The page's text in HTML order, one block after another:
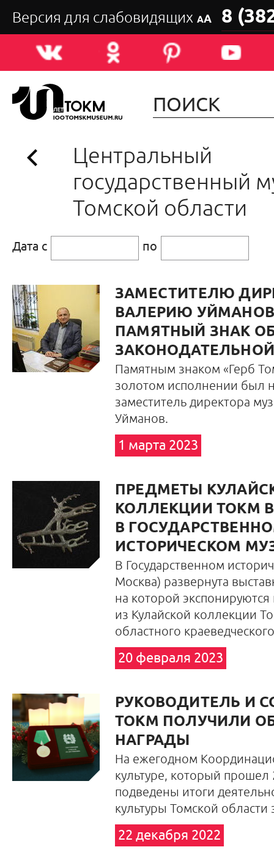
Версия для слабовидящих АА 8
Центральный
государственный
Томской области
Дата с по
ЗАМЕСТИТЕЛЮ
ВАЛЕРИЮ
ПАМЯТНЫЙ ЗНАК
Памятным знаком «Герб
золотом исполнении был
заместитель директора
Уйманов.
1 марта 2023
ПРЕДМЕТЫ
КОЛЛЕКЦИИ ТОКМ
В
ИСТОРИЧЕСКОМ
В Государственном
Москва) развернута
на которой
из Кулайской коллекции
областного
20 февраля 2023
РУКОВОДИТЕЛЬ И
ТОКМ ПОЛУЧИЛИ
НАГРАДЫ
На ежегодном
культуре, который
подведены итоги
культуры Томской области
22 декабря 2022